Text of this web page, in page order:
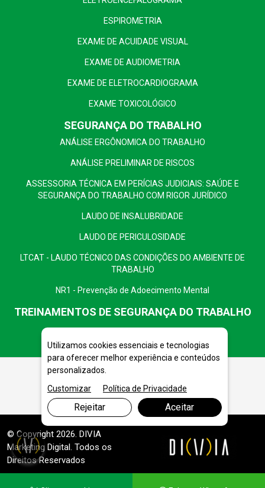
ESPIROMETRIA
EXAME DE ACUIDADE VISUAL
EXAME DE AUDIOMETRIA
EXAME DE ELETROCARDIOGRAMA
EXAME TOXICOLÓGICO
SEGURANÇA DO TRABALHO
ANÁLISE ERGÔNOMICA DO TRABALHO
ANÁLISE PRELIMINAR DE RISCOS
ASSESSORIA TÉCNICA EM PERÍCIAS JUDICIAIS: SAÚDE E
SEGURANÇA DO TRABALHO COM RIGOR JURÍDICO
LAUDO DE INSALUBRIDADE
LAUDO DE PERICULOSIDADE
LTCAT - LAUDO TÉCNICO DAS CONDIÇÕES DO AMBIENTE DE
TRABALHO
NR1 - Prevenção de Adoecimento Mental
TREINAMENTOS DE SEGURANÇA DO TRABALHO
© Copyright 2026. DIVIA
Marketing Digital. Todos os
Direitos Reservados
Utilizamos cookies essenciais e tecnologias
para oferecer melhor experiência e conteúdos
personalizados.
Customizar
Política de Privacidade
Rejeitar Aceitar